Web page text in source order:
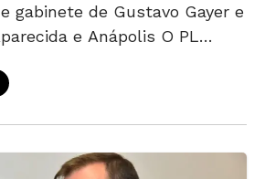
gabinete de Gustavo Gayer e
e Anápolis O PL